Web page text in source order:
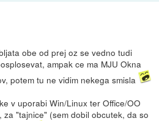
obe od prej oz se vedno tudi
ampak ce ma MJU Okna
potem tu ne vidim nekega smisla
v uporabi Win/Linux ter Office/OO
"tajnice" (sem dobil obcutek, da so